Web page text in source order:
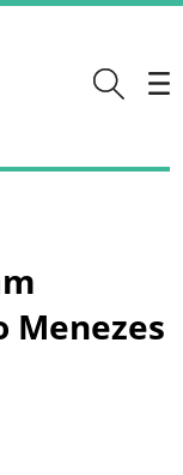
Menezes